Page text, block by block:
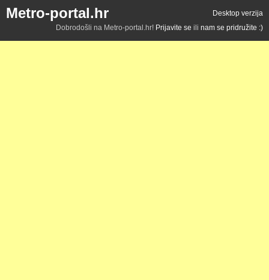
Metro-portal.hr
Desktop verzija
Dobrodošli na Metro-portal.hr! Prijavite se ili nam se pridružite :)